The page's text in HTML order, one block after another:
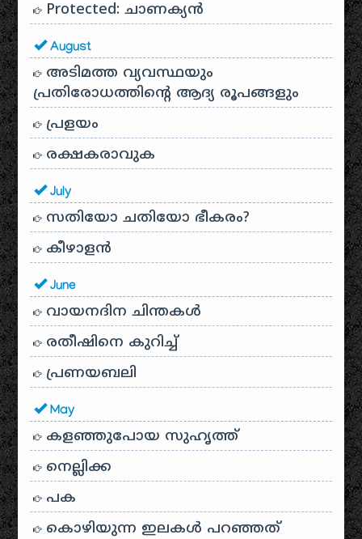
Protected: ചാണക്യന്‍
August
അടിമത്ത വ്യവസ്ഥയും
പ്രതിരോധത്തിന്റെ ആദ്യ രൂപങ്ങളും
പ്രളയം
രക്ഷകരാവുക
July
സതിയോ ചതിയോ ഭീകരം?
കീഴാളന്‍
June
വായനദിന ചിന്തകൾ
രതീഷിനെ കുറിച്ച്
പ്രണയബലി
May
കളഞ്ഞുപോയ സുഹൃത്ത്
നെല്ലിക്ക
പക
കൊഴിയുന്ന ഇലകൾ പറഞ്ഞത്